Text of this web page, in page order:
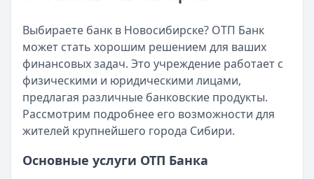
Читать статью
Интернет-банк Бинбанка
Кратко:Современные банковские услуги стали еще
Опубликовано:17 ноября 2025 г.
Категория:Кредиты
Читать статью
Субсидии малоимущим семьям в 2025 году
Кратко:
В сложной финансовой ситуации важно знать
17 ноября 2025 г.
Выбираете банк в Новосибирске? ОТП Банк
может стать хорошим решением для ваших
финансовых задач. Это учреждение работает с
физическими и юридическими лицами,
предлагая различные банковские продукты.
Рассмотрим подробнее его возможности для
жителей крупнейшего города Сибири.
Основные услуги ОТП Банка